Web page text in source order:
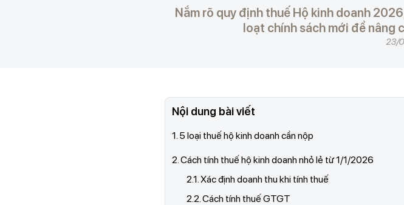
Nắm rõ quy định thuế Hộ kinh doanh
loạt chính sách mới để nâng
23/
Nội dung bài viết
1. 5 loại thuế hộ kinh doanh cần nộp
2. Cách tính thuế hộ kinh doanh nhỏ lẻ từ 1/1/2026
2.1. Xác định doanh thu khi tính thuế
2.2. Cách tính thuế GTGT